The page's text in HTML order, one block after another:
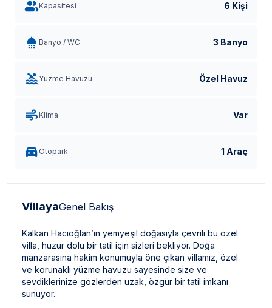
Kapasitesi 6 Kişi
Banyo / WC 3 Banyo
Yüzme Havuzu Özel Havuz
Klima Var
Otopark 1 Araç
VillayaGenel Bakış
Kalkan Hacıoğlan’ın yemyeşil doğasıyla çevrili bu özel
villa, huzur dolu bir tatil için sizleri bekliyor. Doğa
manzarasına hakim konumuyla öne çıkan villamız, özel
ve korunaklı yüzme havuzu sayesinde size ve
sevdiklerinize gözlerden uzak, özgür bir tatil imkanı
sunuyor.